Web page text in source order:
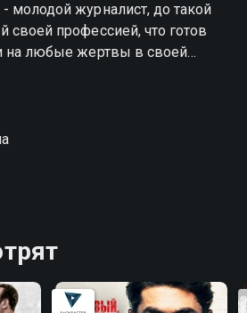
молодой журналист, до такой
своей профессией, что готов
на любые жертвы в своей
и бросаться в авантюры